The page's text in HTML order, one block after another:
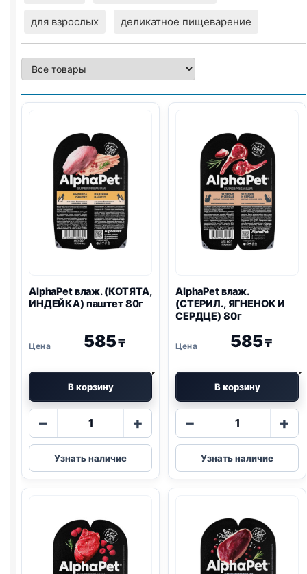
для взрослых деликатное пищеварение
AlphaPet влаж. (КОТЯТА,
ИНДЕЙКА) паштет 80г
585₸
В корзину
−
Количество
AlphaPet
влаж.
(КОТЯТА,
80г
+
Узнать наличие
AlphaPet влаж.
(СТЕРИЛ., ЯГНЕНОК И
СЕРДЦЕ) 80г
585₸
В корзину
−
Количество
AlphaPet
влаж.
(СТЕРИЛ.,
СЕРДЦЕ)
80г
+
Узнать наличие